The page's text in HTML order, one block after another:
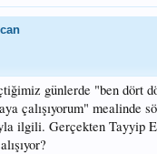
günlerde "ben dört
çalışıyorum" mealinde
ilgili. Gerçekten Tayyip